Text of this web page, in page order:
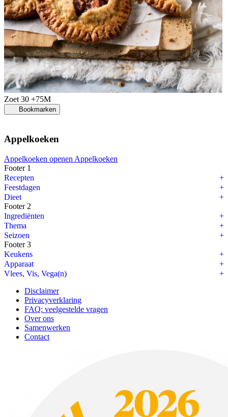
Zoet 30 +75M
Bookmarken
Appelkoeken
Appelkoeken openen Appelkoeken
Footer 1
Recepten
Feestdagen
Dieet
Footer 2
Ingrediënten
Thema
Seizoen
Footer 3
Keukens
Apparaat
Vlees, Vis, Vega(n)
Disclaimer
Privacyverklaring
FAQ: veelgestelde vragen
Over ons
Samenwerken
Contact